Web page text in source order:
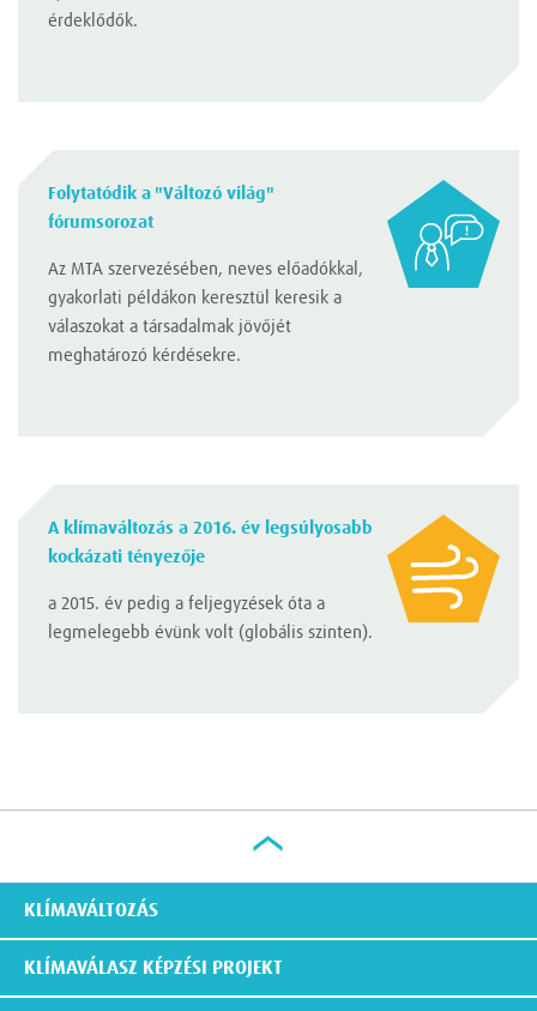
érdeklődők.
Folytatódik a "Változó világ"
fórumsorozat
Az MTA szervezésében, neves előadókkal,
gyakorlati példákon keresztül keresik a
válaszokat a társadalmak jövőjét
meghatározó kérdésekre.
A klímaváltozás a 2016. év legsúlyosabb
kockázati tényezője
a 2015. év pedig a feljegyzések óta a
legmelegebb évünk volt (globális szinten).
KLÍMAVÁLTOZÁS
KLÍMAVÁLASZ KÉPZÉSI PROJEKT